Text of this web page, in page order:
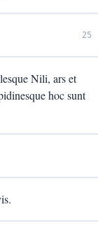
25
Nili, ars et
hoc sunt